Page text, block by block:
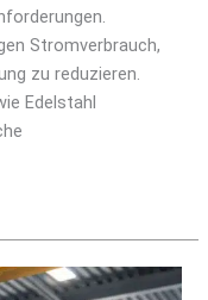
Stromverbrauch,
zu reduzieren.
Edelstahl